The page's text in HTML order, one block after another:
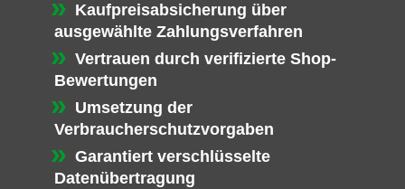
Kaufpreisabsicherung über
ausgewählte Zahlungsverfahren
Vertrauen durch verifizierte Shop-
Bewertungen
Umsetzung der
Verbraucherschutzvorgaben
Garantiert verschlüsselte
Datenübertragung